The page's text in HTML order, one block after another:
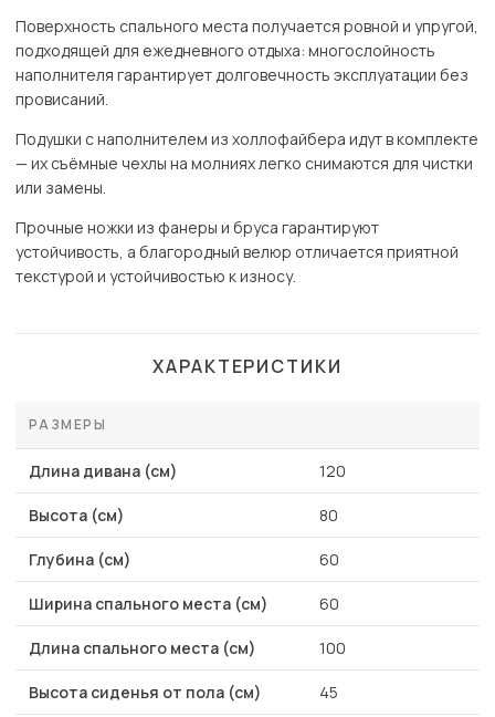
Поверхность спального места получается ровной и упругой,
подходящей для ежедневного отдыха: многослойность
наполнителя гарантирует долговечность эксплуатации без
провисаний.
Подушки с наполнителем из холлофайбера идут в комплекте
— их съёмные чехлы на молниях легко снимаются для чистки
или замены.
Прочные ножки из фанеры и бруса гарантируют
устойчивость, а благородный велюр отличается приятной
текстурой и устойчивостью к износу.
ХАРАКТЕРИСТИКИ
РАЗМЕРЫ
Длина дивана (см) 120
Высота (см) 80
Глубина (см) 60
Ширина спального места (см) 60
Длина спального места (см) 100
Высота сиденья от пола (см) 45